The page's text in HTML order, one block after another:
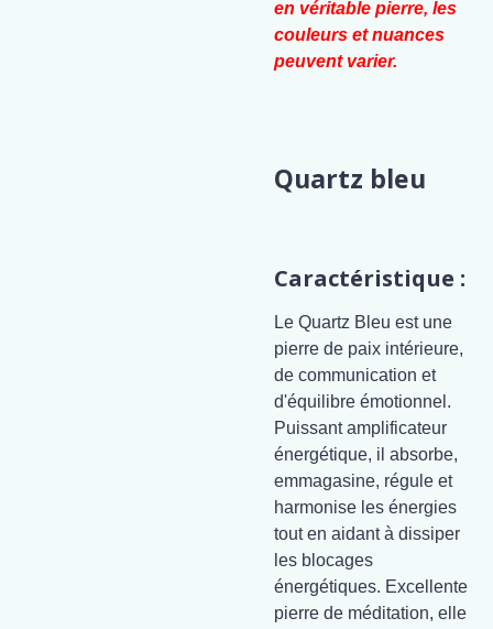
en véritable pierre, les
couleurs et nuances
peuvent varier.
Quartz bleu
Caractéristique :
Le Quartz Bleu est une
pierre de paix intérieure,
de communication et
d'équilibre émotionnel.
Puissant amplificateur
énergétique, il absorbe,
emmagasine, régule et
harmonise les énergies
tout en aidant à dissiper
les blocages
énergétiques. Excellente
pierre de méditation, elle